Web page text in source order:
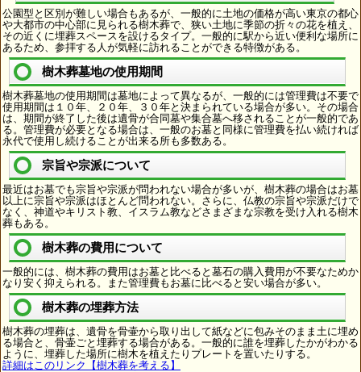
公園型と区別が難しい場合もあるが、一般的に土地の価格が高い東京の都心
や大都市の中心部に見られる樹木葬で、狭い土地に季節の折々の花を植え、
その近くに埋葬スペースを設けるタイプ。一般的に駅から近い便利な場所に
あるため、参拝する人が気軽に訪れることができる特徴がある。
樹木葬墓地の使用期間
樹木葬墓地の使用期間は墓地によって異なるが、一般的には管理費は不要で
使用期間は１０年、２０年、３０年と決まられている場合が多い。その場合
は、期間が終了した後は遺骨が合同墓や集合墓へ移されることが一般的であ
る。管理費が必要となる場合は、一般のお墓と同様に管理費を払い続ければ
永代で使用し続けることが出来る所も多数ある。
宗旨や宗派について
最近はお墓でも宗旨や宗派が問われない場合が多いが、樹木葬の場合はお墓
以上に宗旨や宗派はほとんど問われない。さらに、仏教の宗旨や宗派だけで
なく、神道やキリスト教、イスラム教などさまざまな宗教を受け入れる樹木
葬もある。
樹木葬の費用について
一般的には、樹木葬の費用はお墓と比べると墓石の購入費用が不要なためか
なり安く抑えられる。また管理費もお墓に比べると安い場合が多い。
樹木葬の埋葬方法
樹木葬の埋葬は、遺骨を骨壷から取り出して紙などに包みそのまま土に埋め
る場合と、骨壷ごと埋葬する場合がある。一般的に誰を埋葬したかがわかる
ように、埋葬した場所に樹木を植えたりプレートを置いたりする。
詳細はこのリンク【樹木葬を考える】